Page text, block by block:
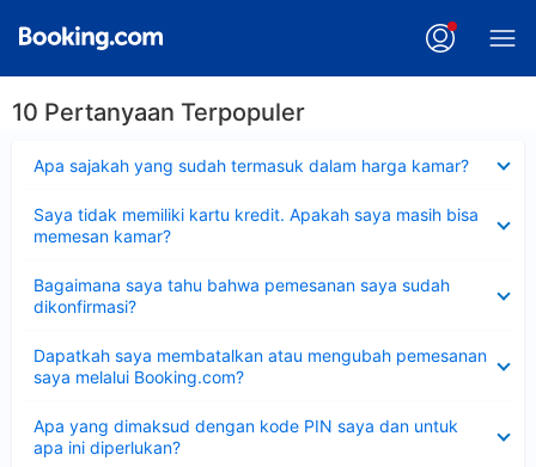
10 Pertanyaan Terpopuler
Apa sajakah yang sudah termasuk dalam harga kamar?
Saya tidak memiliki kartu kredit. Apakah saya masih bisa
memesan kamar?
Bagaimana saya tahu bahwa pemesanan saya sudah
dikonfirmasi?
Dapatkah saya membatalkan atau mengubah pemesanan
saya melalui Booking.com?
Apa yang dimaksud dengan kode PIN saya dan untuk
apa ini diperlukan?